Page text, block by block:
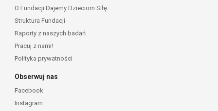
O Fundacji Dajemy Dzieciom Siłę
Struktura Fundacji
Raporty z naszych badań
Pracuj z nami!
Polityka prywatności
Obserwuj nas
Facebook
Instagram